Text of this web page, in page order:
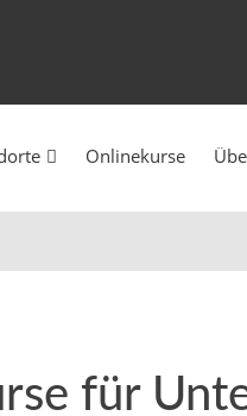
Onlinekurse
für